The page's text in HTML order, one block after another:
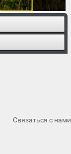
Связаться с нами